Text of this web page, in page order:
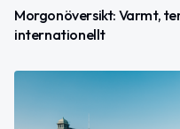
Morgonöversikt: Varmt,
internationellt